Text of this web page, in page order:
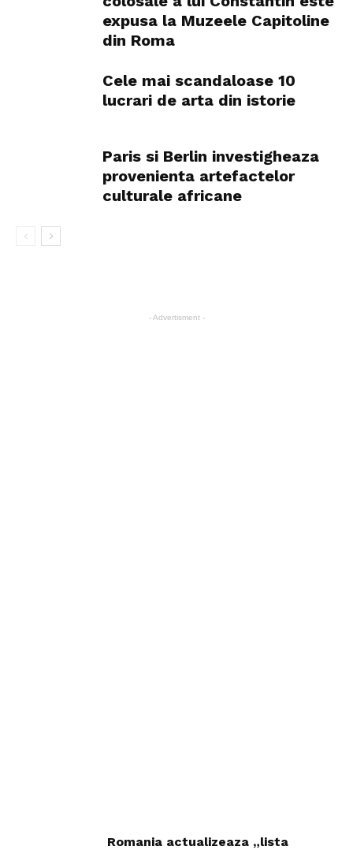
expusa la Muzeele Capitoline
din Roma
Cele mai scandaloase 10
lucrari de arta din istorie
Paris si Berlin investigheaza
provenienta artefactelor
culturale africane
- Advertisment -
Romania actualizeaza „lista